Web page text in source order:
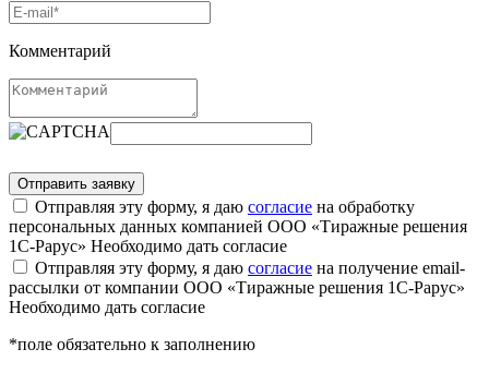
Комментарий
Отправляя эту форму, я даю согласие на обработку
персональных данных компанией ООО «Тиражные решения
1С-Рарус» Необходимо дать согласие
Отправляя эту форму, я даю согласие на получение email-
рассылки от компании ООО «Тиражные решения 1С-Рарус»
Необходимо дать согласие
*поле обязательно к заполнению